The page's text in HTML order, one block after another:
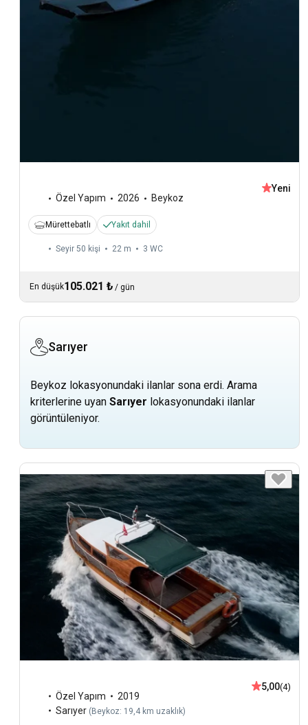
Özel Yapım 2026 Beykoz
Yeni
Mürettebatlı Yakıt dahil
Seyir 50 kişi 22 m 3 WC
En düşük105.021 ₺ / gün
Sarıyer
Beykoz lokasyonundaki ilanlar sona erdi. Arama
kriterlerine uyan Sarıyer lokasyonundaki ilanlar
görüntüleniyor.
Özel Yapım
2019
Sarıyer (Beykoz: 19,4 km uzaklık)
5,00(4)